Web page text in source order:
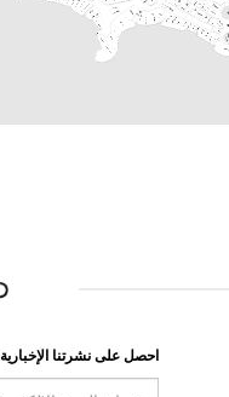
اﺣﺼﻞ ﻋﻠﻰ ﻧﺸﺮﺗﻨﺎ اﻹﺧﺒﺎﺭﻳﺔ